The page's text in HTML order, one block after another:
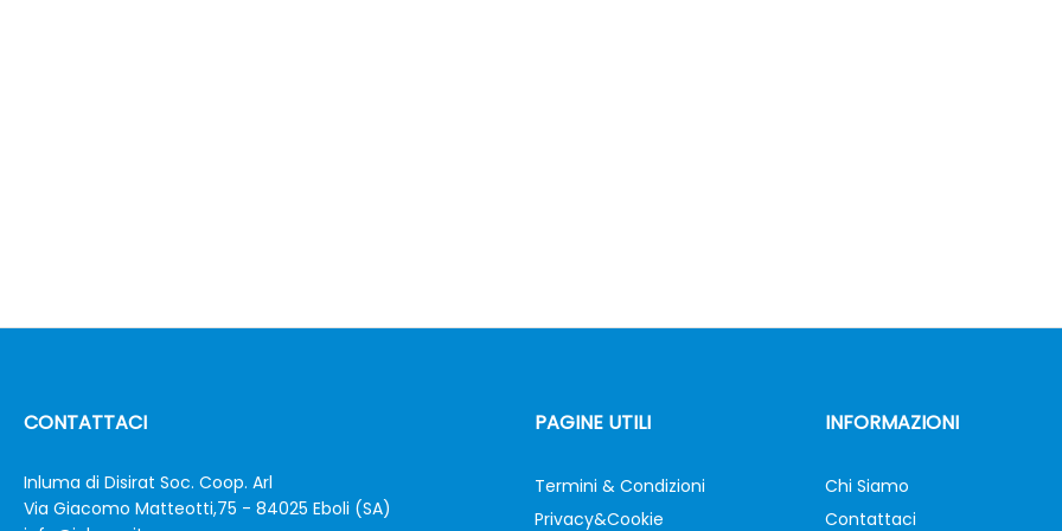
CONTATTACI
Inluma di Disirat Soc. Coop. Arl
Via Giacomo Matteotti,75 - 84025 Eboli (SA)
PAGINE UTILI
Termini & Condizioni
Privacy&Cookie
INFORMAZIONI
Chi Siamo
Contattaci